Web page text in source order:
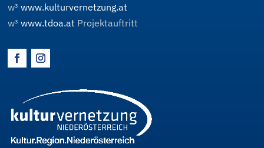
w³www.kulturvernetzung.at
w³www.tdoa.at Projektauftritt